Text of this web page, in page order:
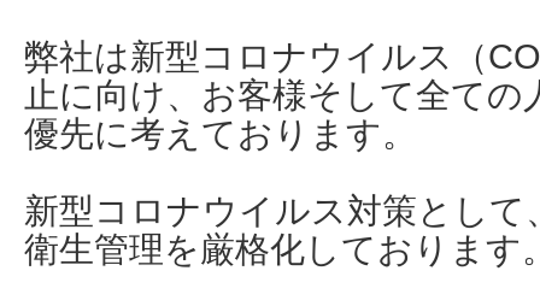
弊社は新型コロナウイルス（
止に向け、お客様そして全ての
優先に考えております。
新型コロナウイルス対策として
衛生管理を厳格化しております